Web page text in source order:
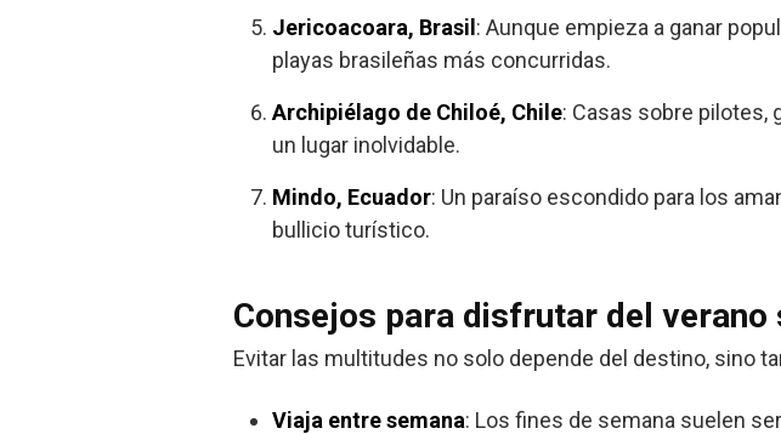
Jericoacoara, Brasil: Aunque empieza a ganar
playas brasileñas más concurridas.
Archipiélago de Chiloé, Chile: Casas sobre pilotes,
un lugar inolvidable.
Mindo, Ecuador: Un paraíso escondido para los
bullicio turístico.
Consejos para disfrutar del verano
Evitar las multitudes no solo depende del destino, sino
Viaja entre semana: Los fines de semana suelen